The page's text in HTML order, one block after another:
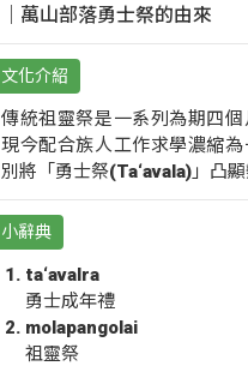
｜萬山部落勇士祭的由來
文化介紹
傳統祖靈祭是一系列為期四個
現今配合族人工作求學濃縮
別將「勇士祭(Ta‘avala)」凸顯
小辭典
ta‘avalra
勇士成年禮
molapangolai
祖靈祭